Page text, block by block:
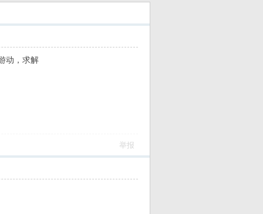
动，求解
举报